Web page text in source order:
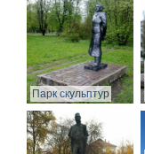
Парк скульптур